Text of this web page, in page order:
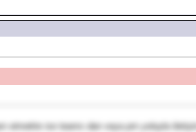
etmekte ise teams dan veya pm yoluyla